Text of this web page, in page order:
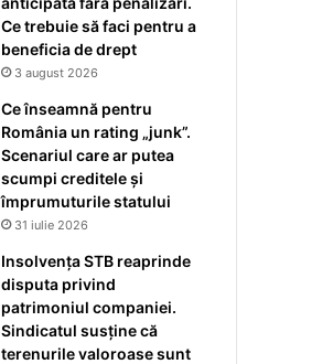
Ce trebuie să faci pentru a
beneficia de drept
3 august 2026
Ce înseamnă pentru
România un rating „junk”.
Scenariul care ar putea
scumpi creditele și
împrumuturile statului
31 iulie 2026
Insolvența STB reaprinde
disputa privind
patrimoniul companiei.
Sindicatul susține că
terenurile valoroase sunt